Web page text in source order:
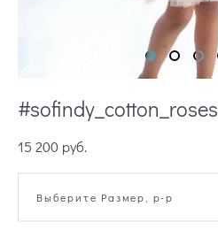
#sofindy_cotton_roses
15 200 pуб.
Выберите Размер, р-р